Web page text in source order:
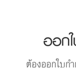
ออก
ต้องออกใบก